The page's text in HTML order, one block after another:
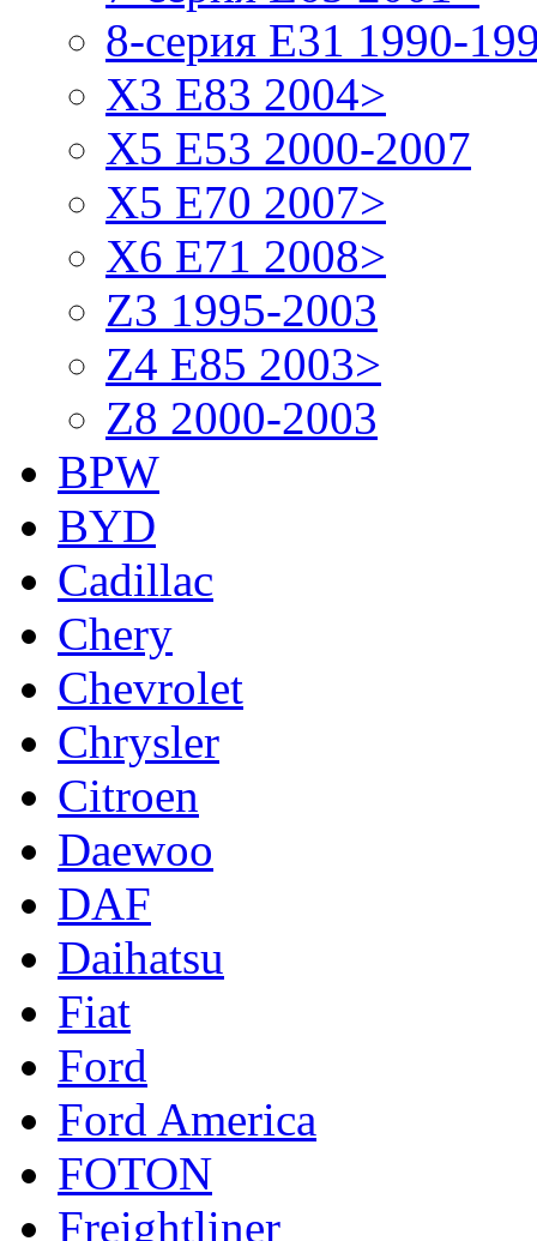
8-серия E31 1990-
X3 E83 2004>
X5 E53 2000-2007
X5 E70 2007>
X6 E71 2008>
Z3 1995-2003
Z4 E85 2003>
Z8 2000-2003
BPW
BYD
Cadillac
Chery
Chevrolet
Chrysler
Citroen
Daewoo
DAF
Daihatsu
Fiat
Ford
Ford America
FOTON
Freightliner